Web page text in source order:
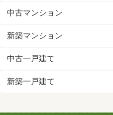
中古マンション
新築マンション
中古一戸建て
新築一戸建て